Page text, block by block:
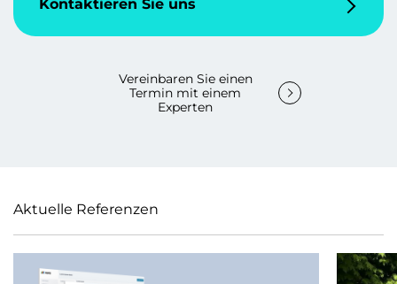
Kontaktieren Sie uns
Vereinbaren Sie einen
Termin mit einem
Experten
Aktuelle Referenzen